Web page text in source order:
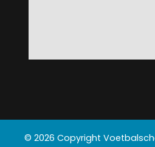
© 2026 Copyright